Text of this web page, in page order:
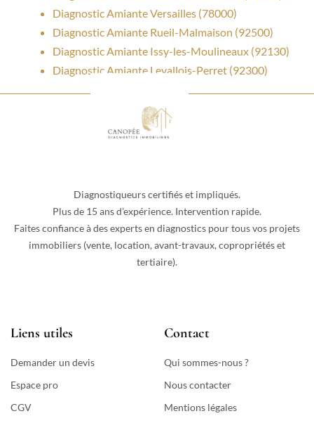
Diagnostic Amiante Versailles (78000)
Diagnostic Amiante Rueil-Malmaison (92500)
Diagnostic Amiante Issy-les-Moulineaux (92130)
Diagnostic Amiante Levallois-Perret (92300)
Diagnostiqueurs certifiés et impliqués.
Plus de 15 ans d’expérience. Intervention rapide.
Faites confiance à des experts en diagnostics pour tous vos projets
immobiliers (vente, location, avant-travaux, copropriétés et
tertiaire).
Liens utiles
Demander un devis
Espace pro
CGV
Contact
Qui sommes-nous ?
Nous contacter
Mentions légales